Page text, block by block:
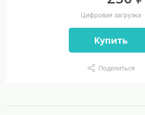
Цифровая загрузка
Купить
Поделиться